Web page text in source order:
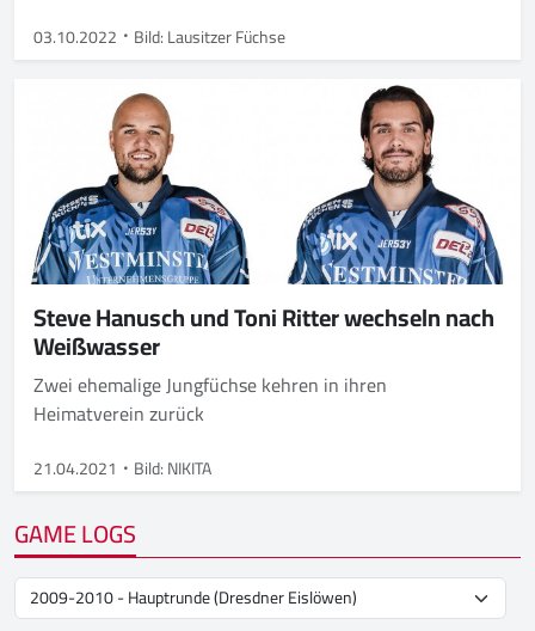
03.10.2022 Bild: Lausitzer Füchse
Steve Hanusch und Toni Ritter wechseln nach
Weißwasser
Zwei ehemalige Jungfüchse kehren in ihren
Heimatverein zurück
21.04.2021 Bild: NIKITA
GAME LOGS